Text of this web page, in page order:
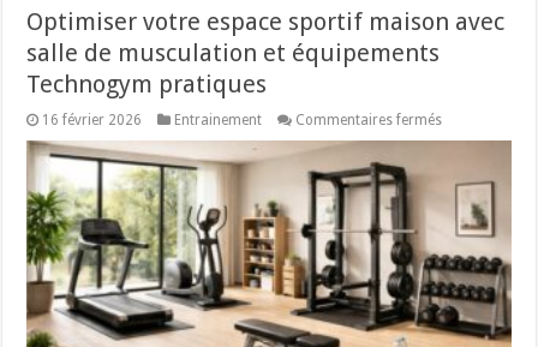
Optimiser votre espace sportif maison avec
salle de musculation et équipements
Technogym pratiques
16 février 2026 Entrainement Commentaires ferméssur
sportif
maison
avec
salle
de
musculation
et
équipements
Technogym
pratiques